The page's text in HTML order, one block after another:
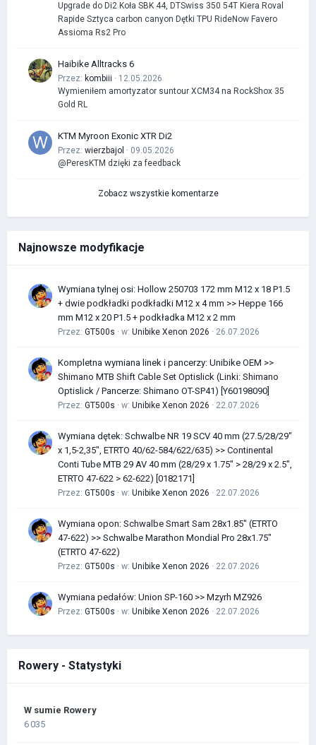
Upgrade do Di2 Koła SBK 44, DTSwiss 350 54T Kiera Roval
Rapide Sztyca carbon canyon Dętki TPU RideNow Favero
Assioma Rs2 Pro
Haibike Alltracks 6
Przez: kombiii · 12.05.2026
Wymieniłem amortyzator suntour XCM34 na RockShox 35
Gold RL
KTM Myroon Exonic XTR Di2
Przez: wierzbajol · 09.05.2026
@PeresKTM dzięki za feedback
Zobacz wszystkie komentarze
Najnowsze modyfikacje
Wymiana tylnej osi: Hollow 250703 172 mm M12 x 18 P1.5
+ dwie podkładki podkładki M12 x 4 mm >> Heppe 166
mm M12 x 20 P1.5 + podkładka M12 x 2 mm
Przez: GT500s · w: Unibike Xenon 2026 · 26.07.2026
Kompletna wymiana linek i pancerzy: Unibike OEM >>
Shimano MTB Shift Cable Set Optislick (Linki: Shimano
Optislick / Pancerze: Shimano OT-SP41) [Y60198090]
Przez: GT500s · w: Unibike Xenon 2026 · 22.07.2026
Wymiana dętek: Schwalbe NR 19 SCV 40 mm (27.5/28/29"
x 1,5-2,35", ETRTO 40/62-584/622/635) >> Continental
Conti Tube MTB 29 AV 40 mm (28/29 x 1.75" > 28/29 x 2.5",
ETRTO 47-622 > 62-622) [0182171]
Przez: GT500s · w: Unibike Xenon 2026 · 22.07.2026
Wymiana opon: Schwalbe Smart Sam 28x1.85" (ETRTO
47-622) >> Schwalbe Marathon Mondial Pro 28x1.75"
(ETRTO 47-622)
Przez: GT500s · w: Unibike Xenon 2026 · 22.07.2026
Wymiana pedałów: Union SP-160 >> Mzyrh MZ926
Przez: GT500s · w: Unibike Xenon 2026 · 22.07.2026
Rowery - Statystyki
W sumie Rowery
6 035